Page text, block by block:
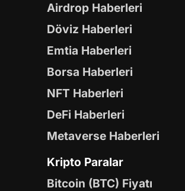
Airdrop Haberleri
Döviz Haberleri
Emtia Haberleri
Borsa Haberleri
NFT Haberleri
DeFi Haberleri
Metaverse Haberleri
Kripto Paralar
Bitcoin (BTC) Fiyatı